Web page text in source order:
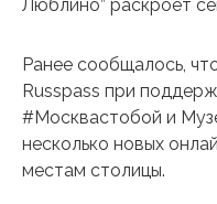
Люблино” раскроет
Ранее сообщалось,
Russpass при
#Москвастобой и
несколько новых
местам столицы.